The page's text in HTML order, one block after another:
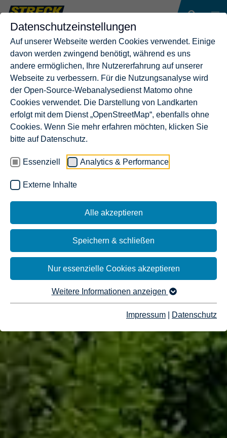
Datenschutzeinstellungen
Auf unserer Webseite werden Cookies verwendet. Einige
davon werden zwingend benötigt, während es uns
andere ermöglichen, Ihre Nutzererfahrung auf unserer
Webseite zu verbessern. Für die Nutzungsanalyse wird
der Open-Source-Webanalysedienst Matomo ohne
Cookies verwendet. Die Darstellung von Landkarten
erfolgt mit dem Dienst „OpenStreetMap“, ebenfalls ohne
Cookies. Wenn Sie mehr erfahren möchten, klicken Sie
bitte auf Datenschutz.
Essenziell Analytics & Performance
Externe Inhalte
Alle akzeptieren
Speichern & schließen
Nur essenzielle Cookies akzeptieren
Weitere Informationen anzeigen
Impressum Datenschutz